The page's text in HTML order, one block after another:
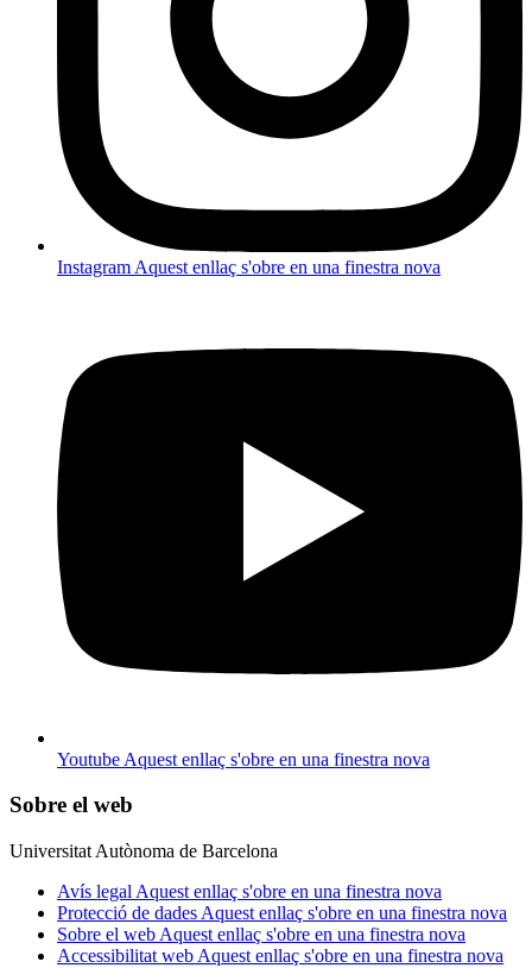
Instagram Aquest enllaç s'obre en una finestra nova
Youtube Aquest enllaç s'obre en una finestra nova
Sobre el web
Universitat Autònoma de Barcelona
Avís legal Aquest enllaç s'obre en una finestra nova
Protecció de dades Aquest enllaç s'obre en una finestra nova
Sobre el web Aquest enllaç s'obre en una finestra nova
Accessibilitat web Aquest enllaç s'obre en una finestra nova